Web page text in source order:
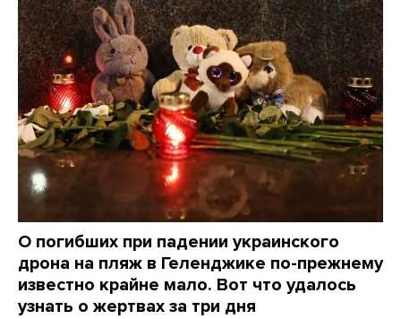
О погибших при падении украинского
дрона на пляж в Геленджике по-прежнему
известно крайне мало. Вот что удалось
узнать о жертвах за три дня